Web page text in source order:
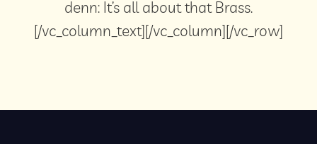
denn: It’s all about that Brass.
[/vc_column_text][/vc_column][/vc_row]